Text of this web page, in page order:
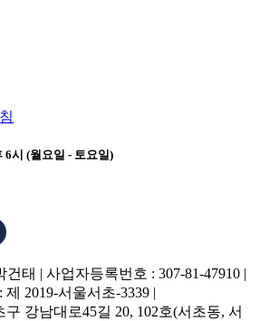
6시 (월요일 - 토요일)
태 | 사업자등록번호 : 307-81-47910 |
2019-서울서초-3339 |
강남대로45길 20, 102호(서초동, 서